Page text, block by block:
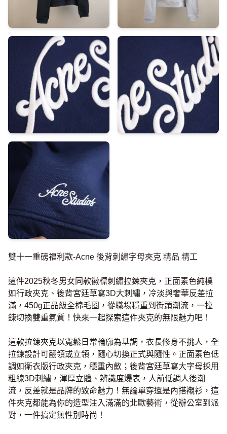
雙十一重磅福利款-Acne 後背刺繡字母夾克 精品 精工
這件2025秋冬男女同款徽標刺繡拉鍊夾克，正面素色純樸
如行政夾克、後背宮廷草寫3D大刺繡，冷淡與奢華反差拉
滿，450g正品級全棉毛圈，從職場穩重到街頭潮流，一拉
鍊切換雙重氣質！快來一起探索這件夾克的無限魅力吧！
這款拉鍊夾克以寬鬆日常輪廓為基調，衣長修身不挑人，全
拉鍊設計可翻領或立領，隨心切換正式與隨性。正面素色低
調如衛衣版行政夾克，穩重內斂；後背宮廷草寫大字母採用
粗線3D刺繡，渾厚立體、辨識度爆表，人前低調人後潮
流，反差就是品牌的致命魅力！無論單穿還是內搭襯衫，這
件夾克都能為你的造型注入滿滿的北歐藝術，從辦公室到派
對，一件搞定無性別時尚！